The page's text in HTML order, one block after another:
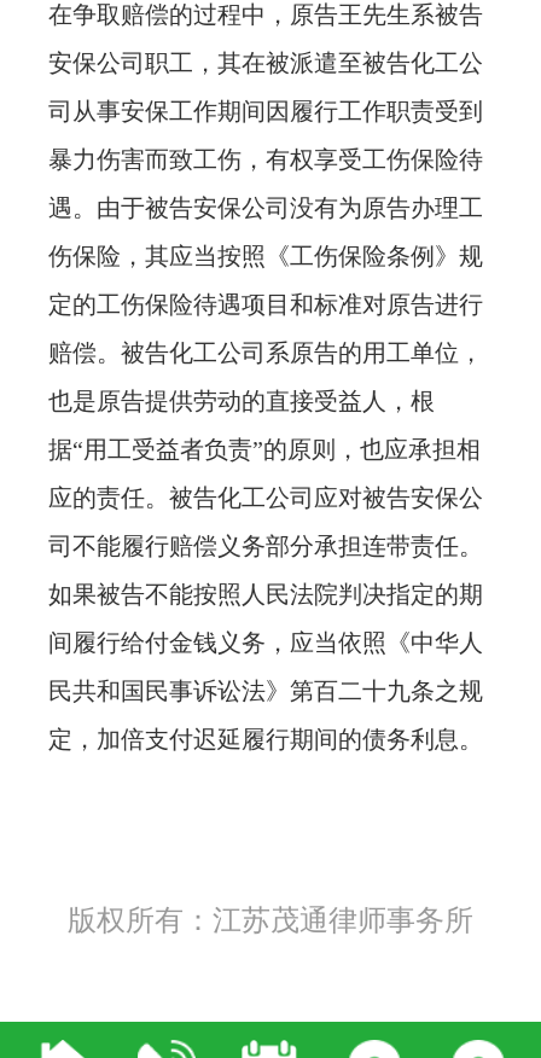
在争取赔偿的过程中，原告王先生系被告
安保公司职工，其在被派遣至被告化工公
司从事安保工作期间因履行工作职责受到
暴力伤害而致工伤，有权享受工伤保险待
遇。由于被告安保公司没有为原告办理工
伤保险，其应当按照《工伤保险条例》规
定的工伤保险待遇项目和标准对原告进行
赔偿。被告化工公司系原告的用工单位，
也是原告提供劳动的直接受益人，根
据“用工受益者负责”的原则，也应承担相
应的责任。被告化工公司应对被告安保公
司不能履行赔偿义务部分承担连带责任。
如果被告不能按照人民法院判决指定的期
间履行给付金钱义务，应当依照《中华人
民共和国民事诉讼法》第百二十九条之规
定，加倍支付迟延履行期间的债务利息。
版权所有：江苏茂通律师事务所